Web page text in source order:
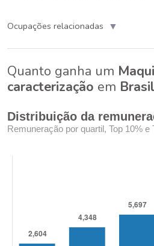
Ocupações relacionadas ▼
Quanto ganha um
caracterização em Brasil
Distribuição da
Remuneração por quartil, Top 10% e